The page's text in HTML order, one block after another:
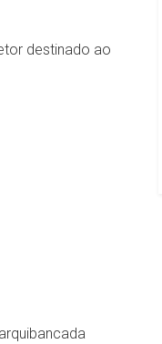
destinado ao